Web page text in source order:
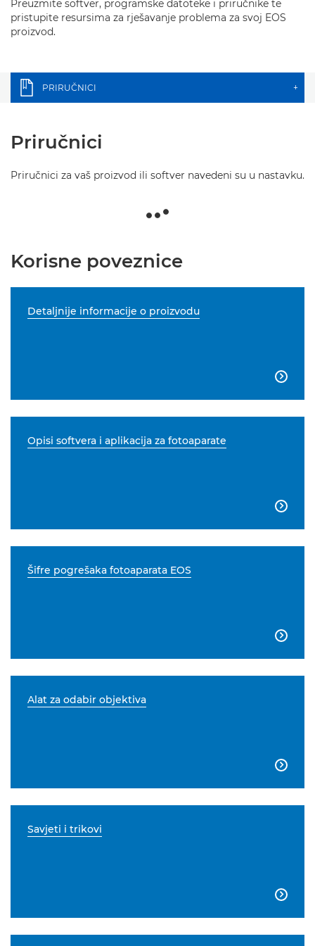
Preuzmite softver, programske datoteke i priručnike te
pristupite resursima za rješavanje problema za svoj EOS
proizvod.
PRIRUČNICI +
Priručnici
Priručnici za vaš proizvod ili softver navedeni su u nastavku.
Korisne poveznice
Detaljnije informacije o proizvodu

Opisi softvera i aplikacija za fotoaparate

Šifre pogrešaka fotoaparata EOS

Alat za odabir objektiva

Savjeti i trikovi
